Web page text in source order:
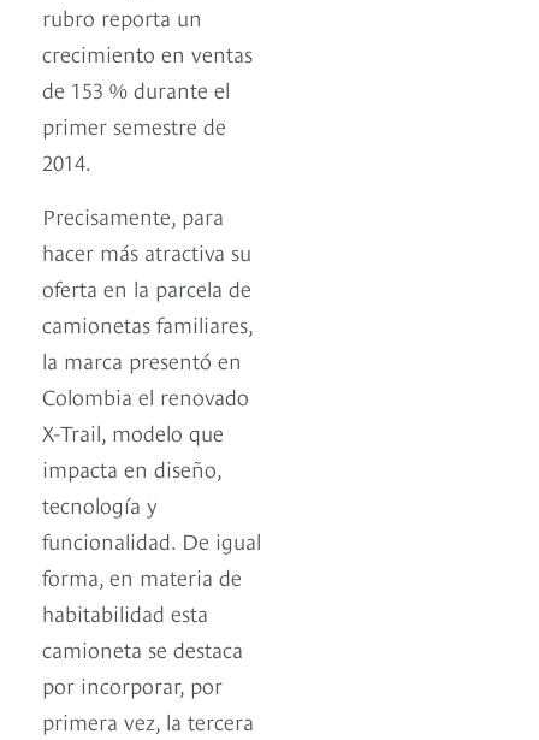
rubro reporta un
crecimiento en ventas
de 153 % durante el
primer semestre de
2014.
Precisamente, para
hacer más atractiva su
oferta en la parcela de
camionetas familiares,
la marca presentó en
Colombia el renovado
X-Trail, modelo que
impacta en diseño,
tecnología y
funcionalidad. De igual
forma, en materia de
habitabilidad esta
camioneta se destaca
por incorporar, por
primera vez, la tercera